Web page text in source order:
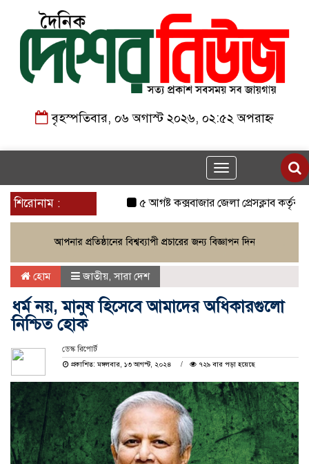
বৃহস্পতিবার, ০৬ অগাস্ট ২০২৬, ০২:৫২ অপরাহ্ন
Toggle
navigation
শিরোনাম :
৫ আগষ্ট কক্সবাজার জেলা প্রেসক্লাব কর্তৃক
হোম জাতীয়,সারা দেশ
ধর্ম নয়, মানুষ হিসেবে আমাদের অধিকারগুলো
নিশ্চিত হোক
ডেস্ক রিপোর্ট
প্রকাশিত: মঙ্গলবার, ১৩ আগস্ট, ২০২৪
৭২৯ বার পড়া হয়েছে